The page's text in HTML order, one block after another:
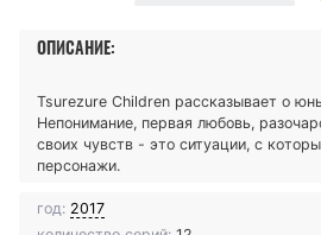
ОПИСАНИЕ:
Tsurezure Children рассказывает о
Непонимание, первая любовь,
своих чувств - это ситуации, с
персонажи.
год: 2017